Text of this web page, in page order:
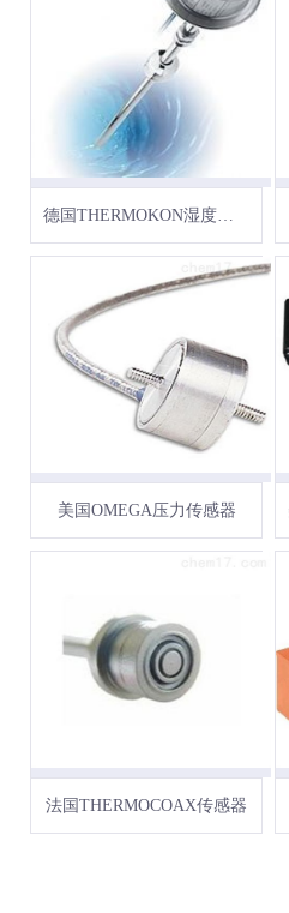
德国THERMOKON湿度传感器
美国OMEGA压力传感器
法国THERMOCOAX传感器